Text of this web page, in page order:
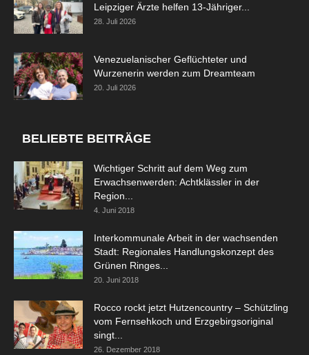
Leipziger Ärzte helfen 13-Jähriger...
28. Juli 2026
Venezuelanischer Geflüchteter und
Wurzenerin werden zum Dreamteam
20. Juli 2026
BELIEBTE BEITRÄGE
Wichtiger Schritt auf dem Weg zum
Erwachsenwerden: Achtklässler in der
Region...
4. Juni 2018
Interkommunale Arbeit in der wachsenden
Stadt: Regionales Handlungskonzept des
Grünen Ringes...
20. Juni 2018
Rocco rockt jetzt Hutzencountry – Schützling
vom Fernsehkoch und Erzgebirgsoriginal
singt...
26. Dezember 2018